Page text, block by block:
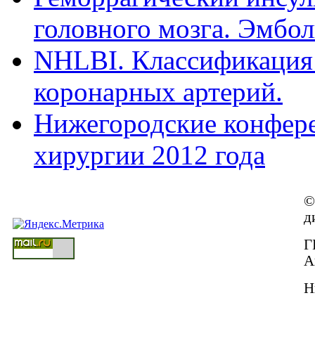
головного мозга.
NHLBI. Классификация
коронарных артерий.
Нижегородские
хирургии 2012 года
©